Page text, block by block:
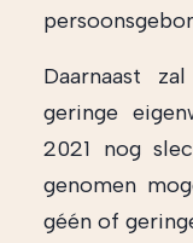
Daarnaast
geringe
2021 nog
genomen
géén of